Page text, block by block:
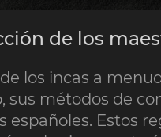
de los
los incas a
sus métodos de
españoles. Estos